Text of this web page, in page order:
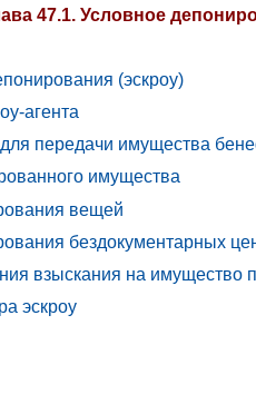
47.1. Условное
(эскроу)
агента
передачи имущества
имущества
вещей
бездокументарных
взыскания на имущество
эскроу